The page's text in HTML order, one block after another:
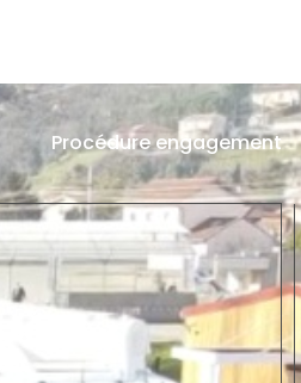
Procédure engagement